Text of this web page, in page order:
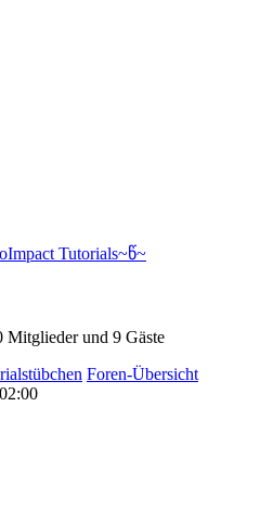
Tutorials~წ~
Mitglieder und 9 Gäste
Foren-Übersicht